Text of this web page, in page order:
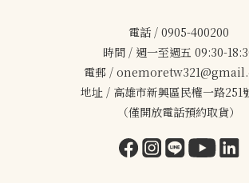
電話 / 0905-400200
時間 / 週一至週五 09:30-
電郵 /
地址 / 高雄市新興區民權一路251
（僅開放電話預約取貨）